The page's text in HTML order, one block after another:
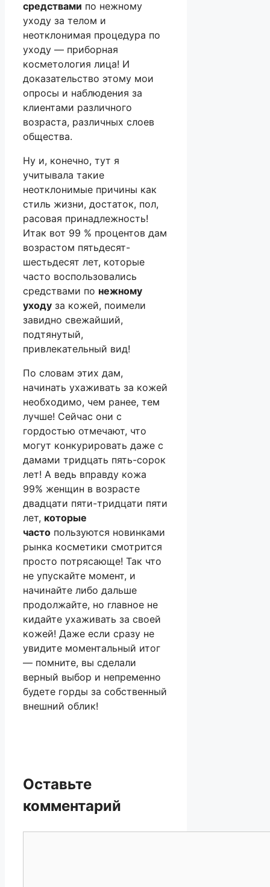
средствами по нежному
уходу за телом и
неотклонимая процедура по
уходу — приборная
косметология лица! И
доказательство этому мои
опросы и наблюдения за
клиентами различного
возраста, различных слоев
общества.
Ну и, конечно, тут я
учитывала такие
неотклонимые причины как
стиль жизни, достаток, пол,
расовая принадлежность!
Итак вот 99 % процентов дам
возрастом пятьдесят-
шестьдесят лет, которые
часто воспользовались
средствами по нежному
уходу за кожей, поимели
завидно свежайший,
подтянутый,
привлекательный вид!
По словам этих дам,
начинать ухаживать за кожей
необходимо, чем ранее, тем
лучше! Сейчас они с
гордостью отмечают, что
могут конкурировать даже с
дамами тридцать пять-сорок
лет! А ведь вправду кожа
99% женщин в возрасте
двадцати пяти-тридцати пяти
лет, которые
часто пользуются новинками
рынка косметики смотрится
просто потрясающе! Так что
не упускайте момент, и
начинайте либо дальше
продолжайте, но главное не
кидайте ухаживать за своей
кожей! Даже если сразу не
увидите моментальный итог
— помните, вы сделали
верный выбор и непременно
будете горды за собственный
внешний облик!
Оставьте
комментарий